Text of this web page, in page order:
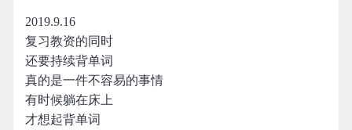
2019.9.16
复习教资的同时
还要持续背单词
真的是一件不容易的事情
有时候躺在床上
才想起背单词